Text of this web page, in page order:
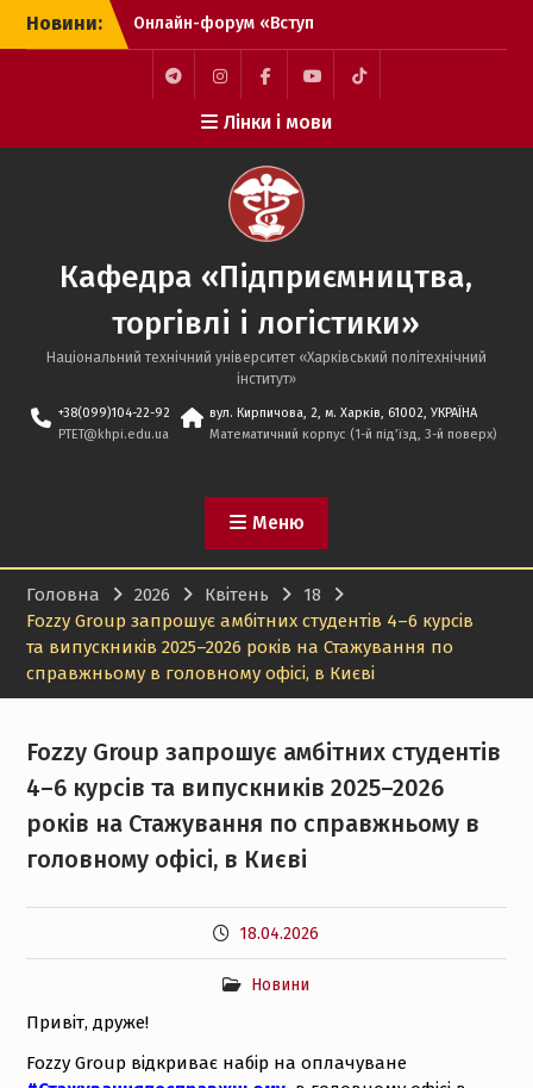
Перейти
Новини:
Онлайн-форум «Вступ
2026 – твій впевнений
вступ»
Вітаємо переможців
Конкурсу на кращі
випускні кваліфікаційні
роботи здобувачів
другого (магістерського)
рівня вищої освіти НТУ
Вітаємо випускників-
бакалаврів спеціальності
076 «Підприємництво,
торгівля та біржова
діяльність» освітніх
митна справа» та
діяльність» з успішним
кваліфікаційних робіт!
Доцент кафедри
підприємництва, торгівлі
і логістики НТУ “ХПІ”
Ольга Гапоненко успішно
пройшла міжнародну
сертифікацію та
Bloomberg Market
9-а Міжнародна
конференція
“Інформаційні та
інноваційні технології в
вересня 2026 р.
TelegramInstagramFacebookYouTubeTikTok
Лінки і мови
Кафедра «Підприємництва,
торгівлі і логістики»
Національний технічний університет «Харківський політехнічний
iнститут»
+38(099)104-22-92
PTET@khpi.edu.ua
вул. Кирпичова, 2, м. Харків, 61002, УКРАЇНА
Математичний корпус (1-й під’їзд, 3-й поверх)
Меню
Головна 2026 Квітень
18
Fozzy Group запрошує амбітних студентів 4–6 курсів
та випускників 2025–2026 років на Стажування по
справжньому в головному офісі, в Києві
Fozzy Group запрошує амбітних студентів
4–6 курсів та випускників 2025–2026
років на Стажування по справжньому в
головному офісі, в Києві
18.04.2026
Новини
Привіт, друже!
Fozzy Group відкриває набір на оплачуване